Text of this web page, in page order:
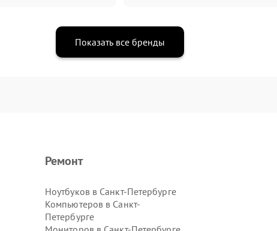
Показать все бренды
Ремонт
Ноутбуков в Санкт-Петербурге
Компьютеров в Санкт-
Петербурге